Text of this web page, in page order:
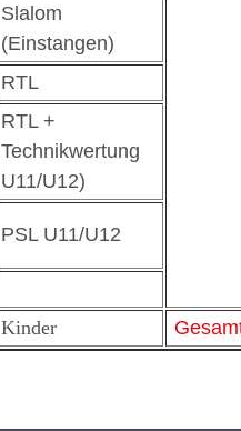
Slalom
(Einstangen)
RTL
RTL +
Technikwertung
U11/U12)
PSL U11/U12
Kinder